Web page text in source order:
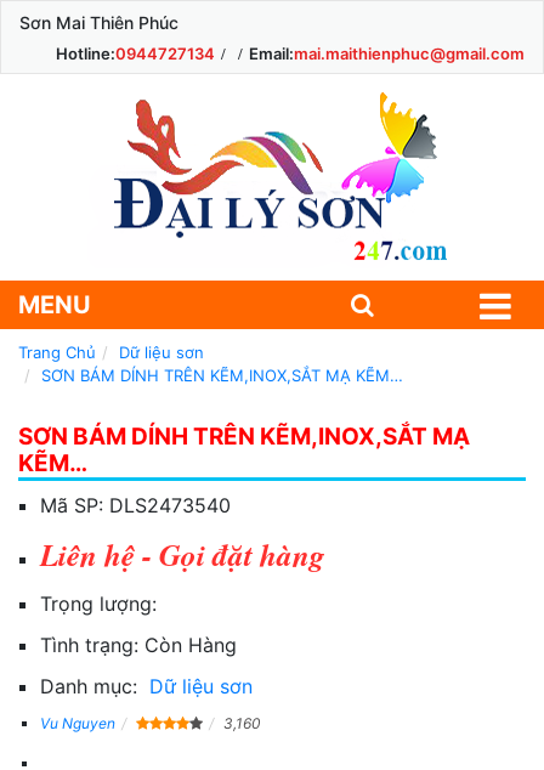
Sơn Mai Thiên Phúc
Hotline:0944727134 Email:mai.maithienphuc@gmail.com
MENU
Trang Chủ
Dữ liệu sơn
SƠN BÁM DÍNH TRÊN KẼM,INOX,SẮT MẠ KẼM…
SƠN BÁM DÍNH TRÊN KẼM,INOX,SẮT MẠ
KẼM…
Mã SP: DLS2473540
Liên hệ - Gọi đặt hàng
Trọng lượng:
Tình trạng: Còn Hàng
Danh mục: Dữ liệu sơn
Vu Nguyen 3,160